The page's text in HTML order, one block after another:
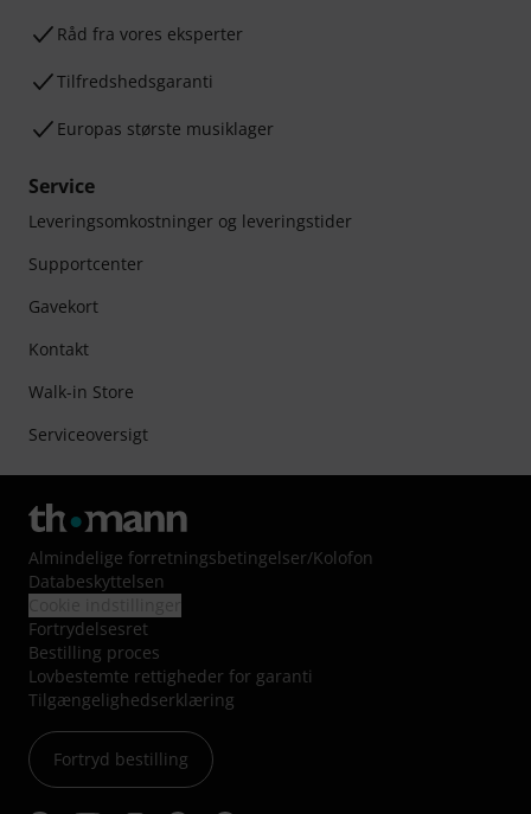
Råd fra vores eksperter
Tilfredshedsgaranti
Europas største musiklager
Service
Leveringsomkostninger og leveringstider
Supportcenter
Gavekort
Kontakt
Walk-in Store
Serviceoversigt
Almindelige forretningsbetingelser/Kolofon
Databeskyttelsen
Fortrydelsesret
Bestilling proces
Lovbestemte rettigheder for garanti
Tilgængelighedserklæring
Fortryd bestilling